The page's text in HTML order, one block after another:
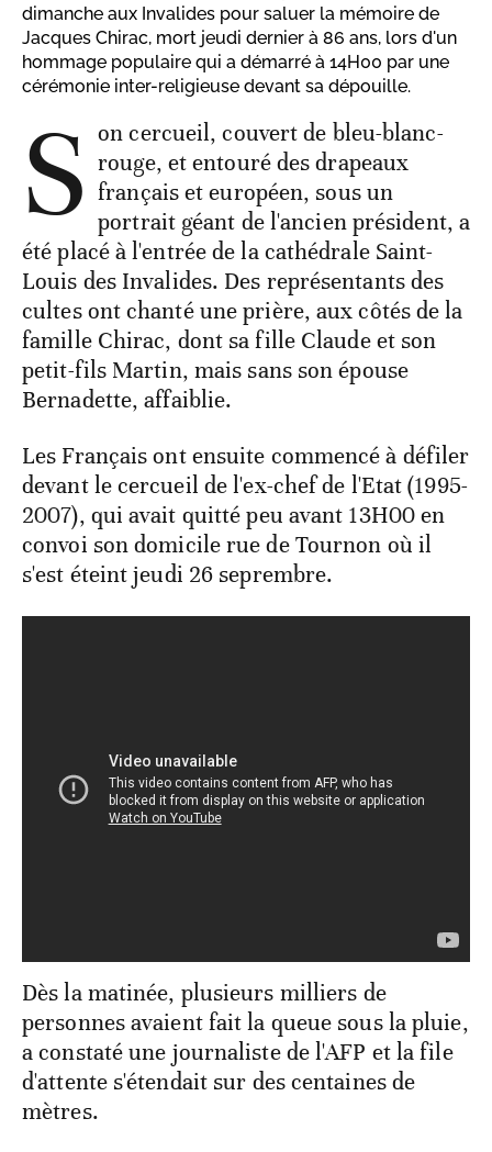
dimanche aux Invalides pour saluer la mémoire de
Jacques Chirac, mort jeudi dernier à 86 ans, lors d'un
hommage populaire qui a démarré à 14H00 par une
cérémonie inter-religieuse devant sa dépouille.
S on cercueil, couvert de bleu-blanc-
rouge, et entouré des drapeaux
français et européen, sous un
portrait géant de l'ancien président, a
été placé à l'entrée de la cathédrale Saint-
Louis des Invalides. Des représentants des
cultes ont chanté une prière, aux côtés de la
famille Chirac, dont sa fille Claude et son
petit-fils Martin, mais sans son épouse
Bernadette, affaiblie.
Les Français ont ensuite commencé à défiler
devant le cercueil de l'ex-chef de l'Etat (1995-
2007), qui avait quitté peu avant 13H00 en
convoi son domicile rue de Tournon où il
s'est éteint jeudi 26 seprembre.
Dès la matinée, plusieurs milliers de
personnes avaient fait la queue sous la pluie,
a constaté une journaliste de l'AFP et la file
d'attente s'étendait sur des centaines de
mètres.